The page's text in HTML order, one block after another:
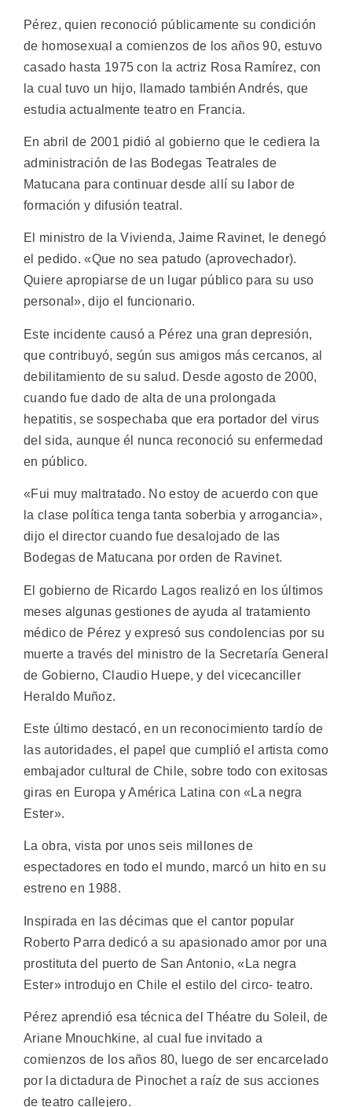
Pérez, quien reconoció públicamente su condición
de homosexual a comienzos de los años 90, estuvo
casado hasta 1975 con la actriz Rosa Ramírez, con
la cual tuvo un hijo, llamado también Andrés, que
estudia actualmente teatro en Francia.
En abril de 2001 pidió al gobierno que le cediera la
administración de las Bodegas Teatrales de
Matucana para continuar desde allí su labor de
formación y difusión teatral.
El ministro de la Vivienda, Jaime Ravinet, le denegó
el pedido. «Que no sea patudo (aprovechador).
Quiere apropiarse de un lugar público para su uso
personal», dijo el funcionario.
Este incidente causó a Pérez una gran depresión,
que contribuyó, según sus amigos más cercanos, al
debilitamiento de su salud. Desde agosto de 2000,
cuando fue dado de alta de una prolongada
hepatitis, se sospechaba que era portador del virus
del sida, aunque él nunca reconoció su enfermedad
en público.
«Fui muy maltratado. No estoy de acuerdo con que
la clase política tenga tanta soberbia y arrogancia»,
dijo el director cuando fue desalojado de las
Bodegas de Matucana por orden de Ravinet.
El gobierno de Ricardo Lagos realizó en los últimos
meses algunas gestiones de ayuda al tratamiento
médico de Pérez y expresó sus condolencias por su
muerte a través del ministro de la Secretaría General
de Gobierno, Claudio Huepe, y del vicecanciller
Heraldo Muñoz.
Este último destacó, en un reconocimiento tardío de
las autoridades, el papel que cumplió el artista como
embajador cultural de Chile, sobre todo con exitosas
giras en Europa y América Latina con «La negra
Ester».
La obra, vista por unos seis millones de
espectadores en todo el mundo, marcó un hito en su
estreno en 1988.
Inspirada en las décimas que el cantor popular
Roberto Parra dedicó a su apasionado amor por una
prostituta del puerto de San Antonio, «La negra
Ester» introdujo en Chile el estilo del circo- teatro.
Pérez aprendió esa técnica del Théatre du Soleil, de
Ariane Mnouchkine, al cual fue invitado a
comienzos de los años 80, luego de ser encarcelado
por la dictadura de Pinochet a raíz de sus acciones
de teatro callejero.